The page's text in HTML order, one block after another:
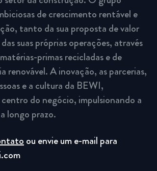
de crescimento rentável e
tanto da sua proposta de valor
suas próprias operações, através
primas recicladas e de
renovável. A inovação, as parcerias,
e a cultura da BEWI,
do negócio, impulsionando a
longo prazo.
ou envie um e-mail para